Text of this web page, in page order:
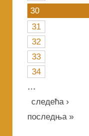
30
31
32
33
34
…
следећа ›
последња »